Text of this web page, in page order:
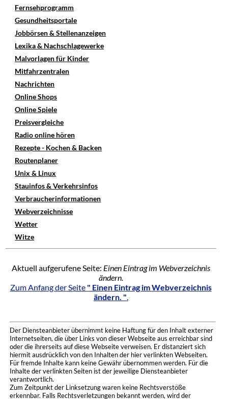
Fernsehprogramm
Gesundheitsportale
Jobbörsen & Stellenanzeigen
Lexika & Nachschlagewerke
Malvorlagen für Kinder
Mitfahrzentralen
Nachrichten
Online Shops
Online Spiele
Preisvergleiche
Radio online hören
Rezepte - Kochen & Backen
Routenplaner
Unix & Linux
Stauinfos & Verkehrsinfos
Verbraucherinformationen
Webverzeichnisse
Wetter
Witze
Aktuell aufgerufene Seite: Einen Eintrag im Webverzeichnis
ändern.
Zum Anfang der Seite " Einen Eintrag im Webverzeichnis
ändern. ".
Der Diensteanbieter übernimmt keine Haftung für den Inhalt externer
Internetseiten, die über Links von dieser Webseite aus erreichbar sind
oder die ihrerseits auf diese Webseite verweisen. Er distanziert sich
hiermit ausdrücklich von den Inhalten der hier verlinkten Webseiten.
Für fremde Inhalte kann keine Gewähr übernommen werden. Für die
Inhalte der verlinkten Seiten ist der jeweilige Diensteanbieter
verantwortlich.
Zum Zeitpunkt der Linksetzung waren keine Rechtsverstöße
erkennbar. Falls Rechtsverletzungen bekannt werden, wird der